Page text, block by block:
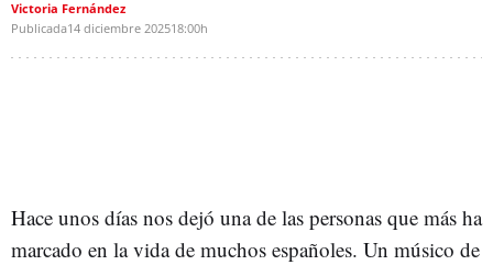
Victoria Fernández
Publicada14 diciembre 202518:00h
Hace unos días nos dejó una de las personas que más ha
marcado en la vida de muchos españoles. Un músico de